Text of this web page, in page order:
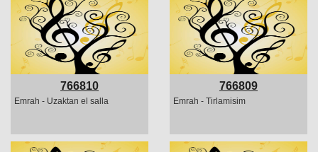
766810
Emrah - Uzaktan el salla
766809
Emrah - Tirlamisim